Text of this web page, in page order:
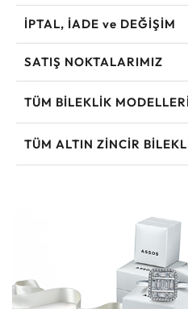
İPTAL, İADE ve DEĞİŞİM
SATIŞ NOKTALARIMIZ
TÜM BILEKLIK
TÜM ALTIN ZINCIR